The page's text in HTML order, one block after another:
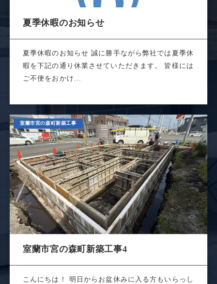
夏季休暇のお知らせ
夏季休暇のお知らせ 誠に勝手ながら弊社では夏季休
暇を下記の通り休業させていただきます。 皆様には
ご不便をおかけ...
室蘭市宮の森町新築工事
室蘭市宮の森町新築工事4
こんにちは！ 明日からお盆休みに入る方もいらっし